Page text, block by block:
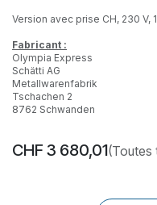
Version avec prise CH, 230 V,
Fabricant :
Olympia Express
Schätti AG
Metallwarenfabrik
Tschachen 2
8762 Schwanden
CHF 3 680,01(Toutes